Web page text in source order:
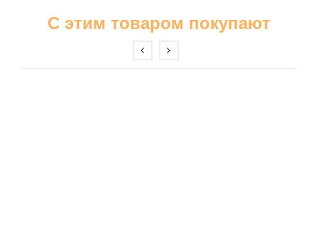
С этим товаром покупают